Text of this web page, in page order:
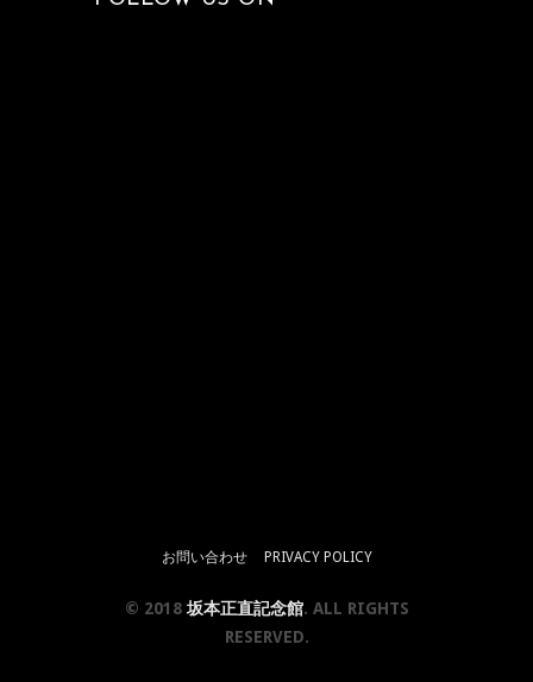
お問い合わせ PRIVACY POLICY
© 2018 坂本正直記念館. ALL RIGHTS
RESERVED.